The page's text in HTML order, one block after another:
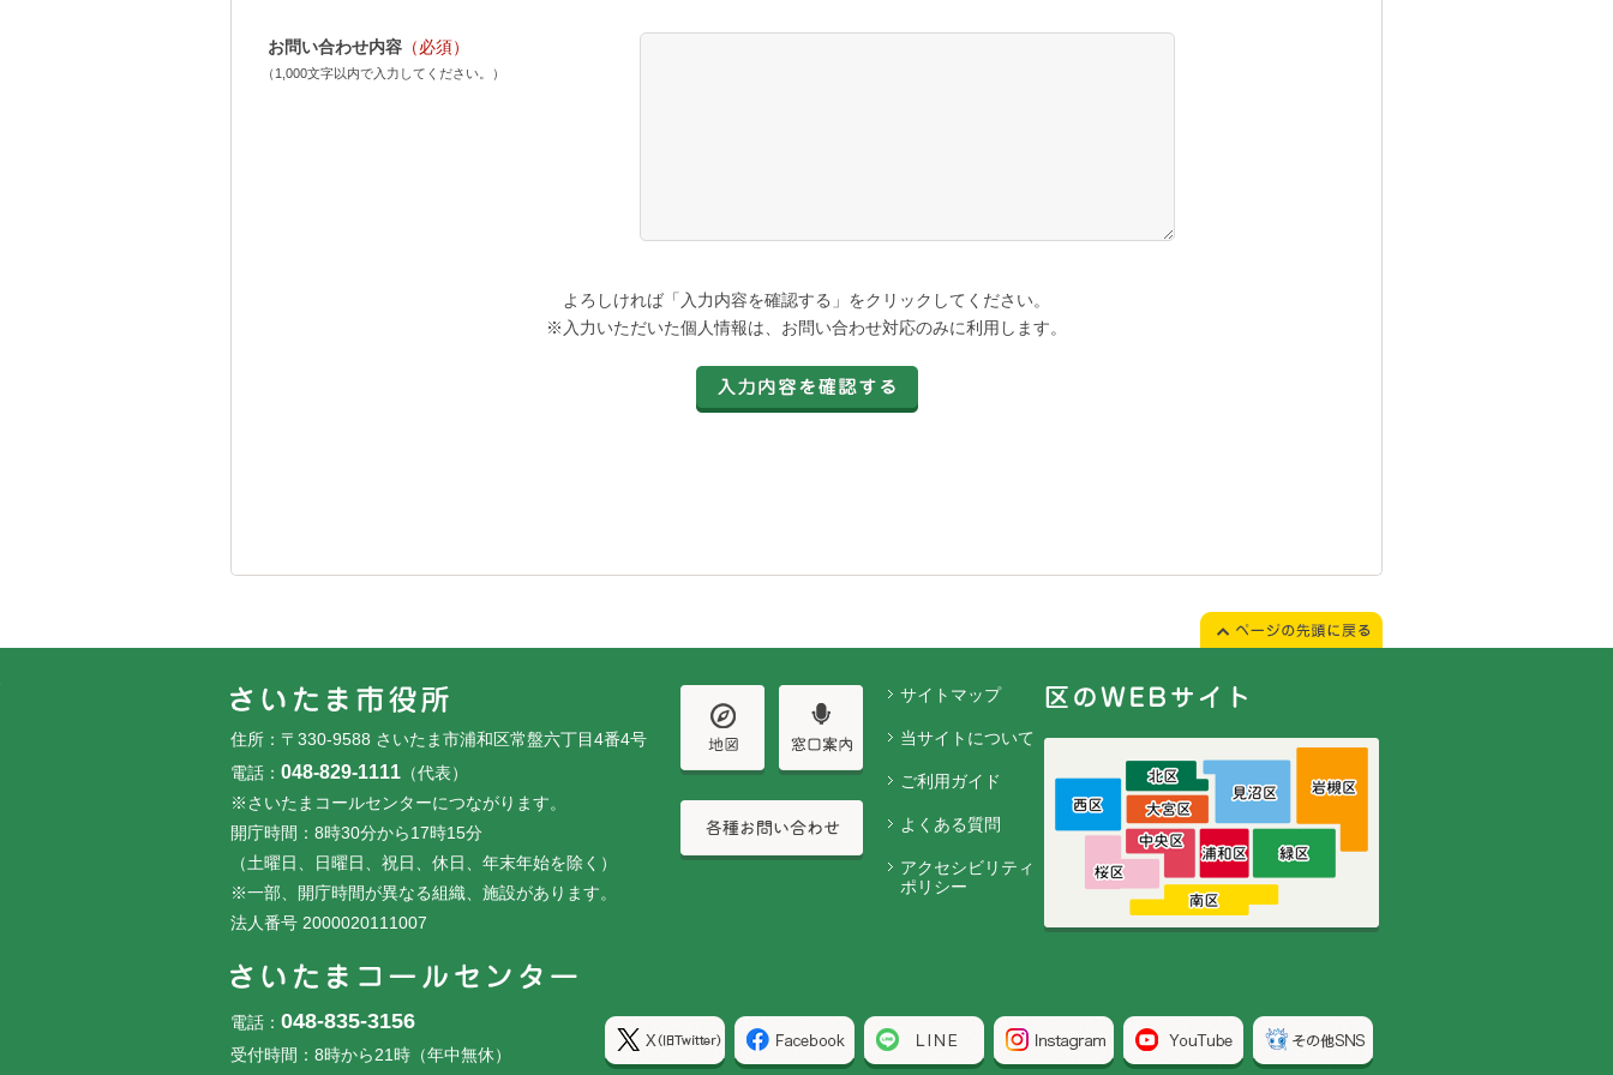
お問い合わせ内容 （必須）
（1,000文字以内で入力してください。）
よろしければ「入力内容を確認する」をクリックしてください。
※入力いただいた個人情報は、お問い合わせ対応のみに利用します。
住所：〒330-9588 さいたま市浦和区常盤六丁目4番4号
電話： 048-829-1111 （代表）
※さいたまコールセンターにつながります。
開庁時間：8時30分から17時15分
（土曜日、日曜日、祝日、休日、年末年始を除く）
※一部、開庁時間が異なる組織、施設があります。
法人番号 2000020111007
電話： 048-835-3156
受付時間：8時から21時（年中無休）
サイトマップ
当サイトについて
ご利用ガイド
よくある質問
アクセシビリティ
ポリシー